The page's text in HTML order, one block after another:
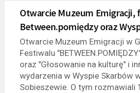
Otwarcie Muzeum Emigracji,
Between.pomiędzy oraz
Otwarcie Muzeum Emigracji w
Festiwalu
oraz "Głosowanie na kulturę" i
wydarzenia w Wyspie Skarbów
Sobieszewie. O tym rozmawiali